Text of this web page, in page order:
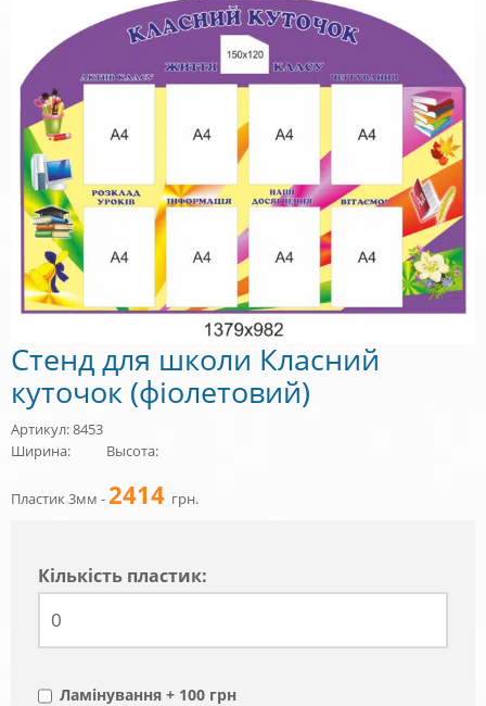
Стенд для школи Класний
куточок (фіолетовий)
Артикул: 8453
Ширина:
Высота:
Пластик 3мм -2414 грн.
Кiлькiсть пластик:
Ламінування + 100 грн